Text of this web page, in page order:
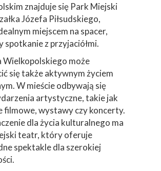
znajduje się Park Miejski
Józefa Piłsudskiego,
miejscem na spacer,
spotkanie z przyjaciółmi.
może
się także aktywnym życiem
W mieście odbywają się
artystyczne, takie jak
filmowe, wystawy czy koncerty.
dla życia kulturalnego ma
teatr, który oferuje
spektakle dla szerokiej